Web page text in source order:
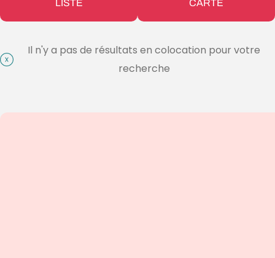
LISTE CARTE
Il n'y a pas de résultats en colocation pour votre
recherche